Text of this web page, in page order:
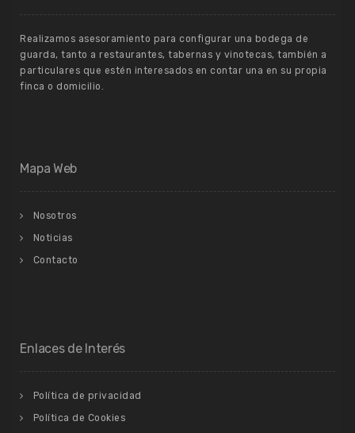
Realizamos asesoramiento para configurar una bodega de
guarda, tanto a restaurantes, tabernas y vinotecas, también a
particulares que estén interesados en contar una en su propia
finca o domicilio.
Mapa Web
Nosotros
Noticias
Contacto
Enlaces de Interés
Política de privacidad
Política de Cookies